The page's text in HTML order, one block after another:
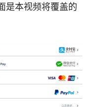
是本视频将覆盖的